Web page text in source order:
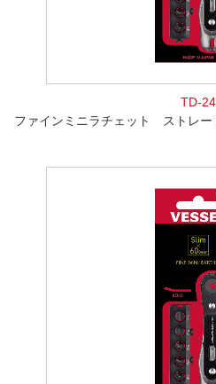
TD-24
ファインミニラチェット ストレー